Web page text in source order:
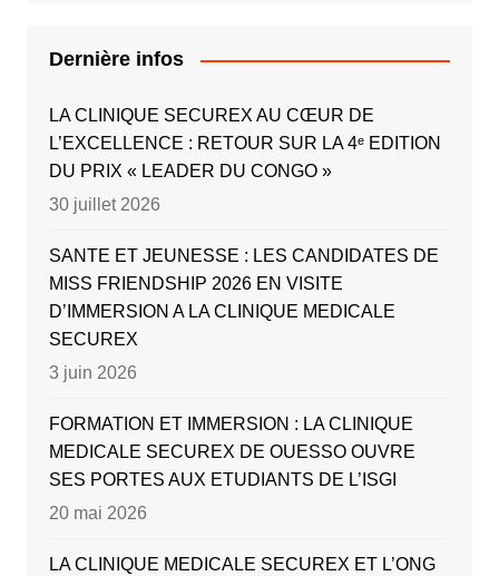
Dernière infos
LA CLINIQUE SECUREX AU CŒUR DE
L’EXCELLENCE : RETOUR SUR LA 4ᵉ EDITION
DU PRIX « LEADER DU CONGO »
30 juillet 2026
SANTE ET JEUNESSE : LES CANDIDATES DE
MISS FRIENDSHIP 2026 EN VISITE
D’IMMERSION A LA CLINIQUE MEDICALE
SECUREX
3 juin 2026
FORMATION ET IMMERSION : LA CLINIQUE
MEDICALE SECUREX DE OUESSO OUVRE
SES PORTES AUX ETUDIANTS DE L’ISGI
20 mai 2026
LA CLINIQUE MEDICALE SECUREX ET L’ONG